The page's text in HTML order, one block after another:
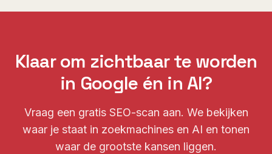
Klaar om zichtbaar te worden
in Google én in AI?
Vraag een gratis SEO-scan aan. We bekijken
waar je staat in zoekmachines en AI en tonen
waar de grootste kansen liggen.